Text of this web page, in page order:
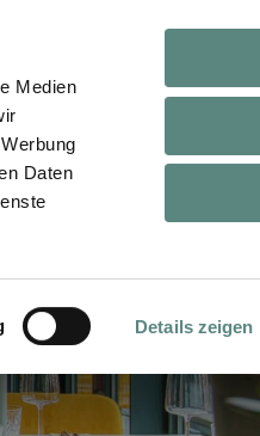
Medien
Daten
Details zeigen